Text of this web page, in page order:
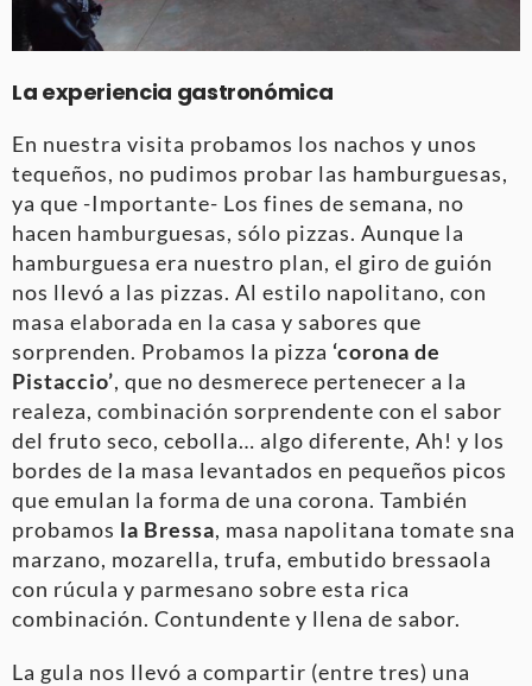
La experiencia gastronómica
En nuestra visita probamos los nachos y unos
tequeños, no pudimos probar las hamburguesas,
ya que -Importante- Los fines de semana, no
hacen hamburguesas, sólo pizzas. Aunque la
hamburguesa era nuestro plan, el giro de guión
nos llevó a las pizzas. Al estilo napolitano, con
masa elaborada en la casa y sabores que
sorprenden. Probamos la pizza ‘corona de
Pistaccio’, que no desmerece pertenecer a la
realeza, combinación sorprendente con el sabor
del fruto seco, cebolla… algo diferente, Ah! y los
bordes de la masa levantados en pequeños picos
que emulan la forma de una corona. También
probamos la Bressa, masa napolitana tomate sna
marzano, mozarella, trufa, embutido bressaola
con rúcula y parmesano sobre esta rica
combinación. Contundente y llena de sabor.
La gula nos llevó a compartir (entre tres) una